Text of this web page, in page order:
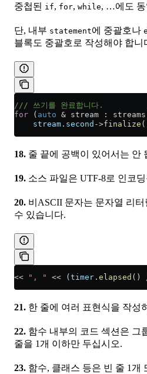
중첩된 if, for, while, …에도 동
단, 내부 statement에 중괄호나
블록도 중괄호로 작성해야 합니
/// 쓰기를 완료합니다.
for ( auto & stream :
    stream
. second ->finalize
18. 줄 끝에 공백이 있어서는 안
19. 소스 파일은 UTF-8로 인코
20. 비ASCII 문자는 문자열 리터
수 있습니다.
<< ", " << ( timer . elapsed ()
21. 한 줄에 여러 표현식을 작성
22. 함수 내부의 코드 섹션은 그
줄을 1개 이하만 두십시오.
23. 함수, 클래스 등은 빈 줄 1개